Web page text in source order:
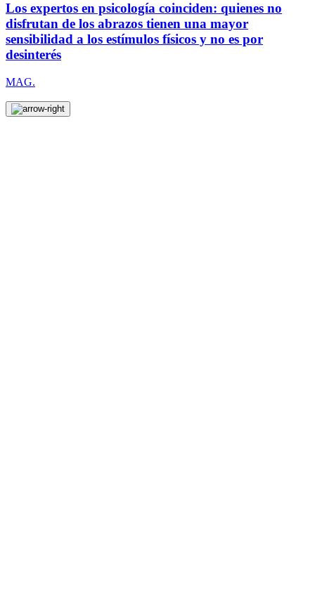
Los expertos en psicología coinciden: quienes no
disfrutan de los abrazos tienen una mayor
sensibilidad a los estímulos físicos y no es por
desinterés
MAG.